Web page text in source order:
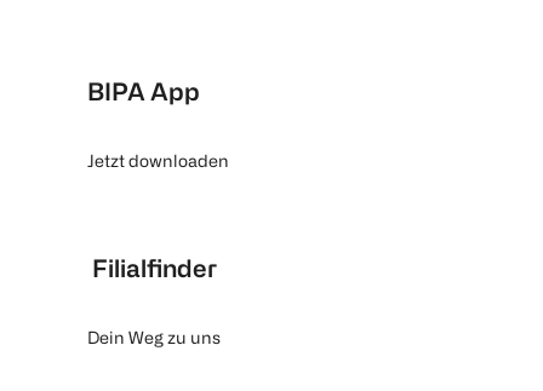
BIPA App
Jetzt downloaden
Filialfinder
Dein Weg zu uns